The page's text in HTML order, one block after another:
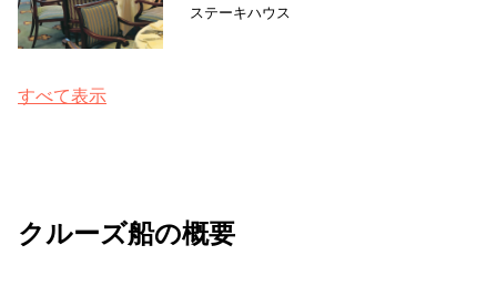
ステーキハウス
すべて表示
クルーズ船の概要